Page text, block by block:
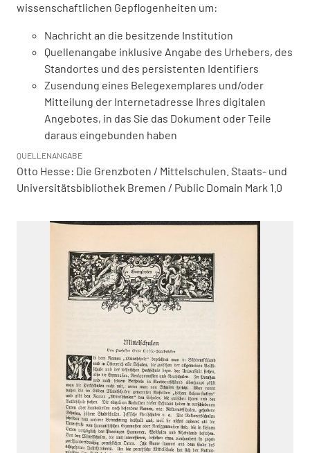
wissenschaftlichen Gepflogenheiten um:
Nachricht an die besitzende Institution
Quellenangabe inklusive Angabe des Urhebers, des
Standortes und des persistenten Identifiers
Zusendung eines Belegexemplares und/oder
Mitteilung der Internetadresse Ihres digitalen
Angebotes, in das Sie das Dokument oder Teile
daraus eingebunden haben
QUELLENANGABE
Otto Hesse: Die Grenzboten / Mittelschulen. Staats- und
Universitätsbibliothek Bremen / Public Domain Mark 1.0